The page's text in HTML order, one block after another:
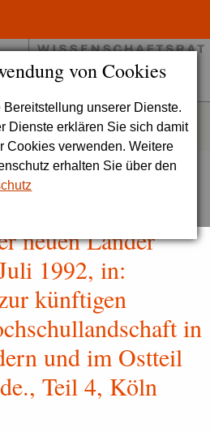
von Cookies
unserer Dienste.
Dienste erklären Sie sich damit
Cookies verwenden. Weitere
erhalten Sie über den
den
an den
neuen Länder
1992, in:
künftigen
in
und im Ostteil
Teil 4, Köln